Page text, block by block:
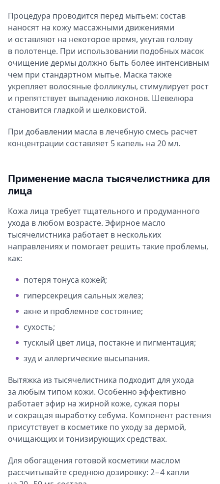
Процедура проводится перед мытьем: состав
наносят на кожу массажными движениями
и оставляют на некоторое время, укутав голову
в полотенце. При использовании подобных масок
очищение дермы должно быть более интенсивным
чем при стандартном мытье. Маска также
укрепляет волосяные фолликулы, стимулирует рост
и препятствует выпадению локонов. Шевелюра
становится гладкой и шелковистой.
При добавлении масла в лечебную смесь расчет
концентрации составляет 5 капель на 20 мл.
Применение масла тысячелистника для
лица
Кожа лица требует тщательного и продуманного
ухода в любом возрасте. Эфирное масло
тысячелистника работает в нескольких
направлениях и помогает решить такие проблемы,
как:
потеря тонуса кожей;
гиперсекреция сальных желез;
акне и проблемное состояние;
сухость;
тусклый цвет лица, постакне и пигментация;
зуд и аллергические высыпания.
Вытяжка из тысячелистника подходит для ухода
за любым типом кожи. Особенно эффективно
работает эфир на жирной коже, сужая поры
и сокращая выработку себума. Компонент растения
присутствует в косметике по уходу за дермой,
очищающих и тонизирующих средствах.
Для обогащения готовой косметики маслом
рассчитывайте среднюю дозировку: 2−4 капли